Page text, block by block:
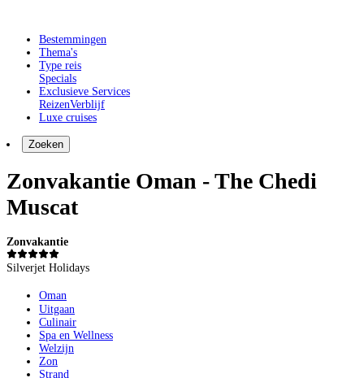
Bestemmingen
Thema's
Type reis
Specials
Exclusieve Services
ReizenVerblijf
Luxe cruises
Zoeken
Zonvakantie Oman - The Chedi
Muscat
Zonvakantie
Silverjet Holidays
Oman
Uitgaan
Culinair
Spa en Wellness
Welzijn
Zon
Strand